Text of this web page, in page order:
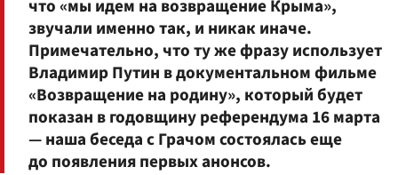
что «мы идем на возвращение Крыма»,
звучали именно так, и никак иначе.
Примечательно, что ту же фразу использует
Владимир Путин в документальном фильме
«Возвращение на родину», который будет
показан в годовщину референдума 16 марта
— наша беседа с Грачом состоялась еще
до появления первых анонсов.